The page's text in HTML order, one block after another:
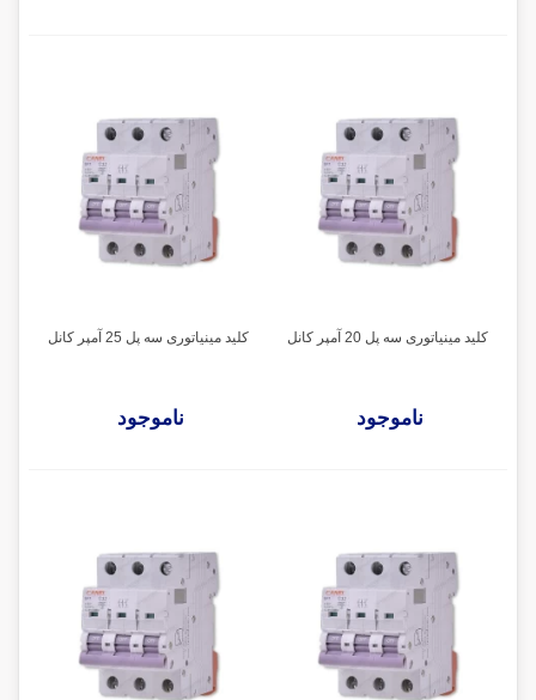
کلید مینیاتوری سه پل 20 آمپر کانل
ناموجود
کلید مینیاتوری سه پل 25 آمپر کانل
ناموجود